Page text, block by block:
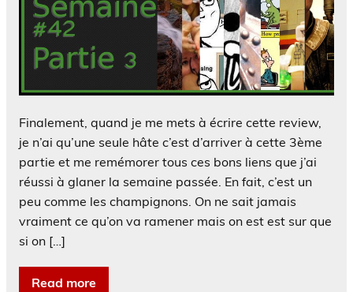
Finalement, quand je me mets à écrire cette review,
je n’ai qu’une seule hâte c’est d’arriver à cette 3ème
partie et me remémorer tous ces bons liens que j’ai
réussi à glaner la semaine passée. En fait, c’est un
peu comme les champignons. On ne sait jamais
vraiment ce qu’on va ramener mais on est est sur que
si on […]
Read more